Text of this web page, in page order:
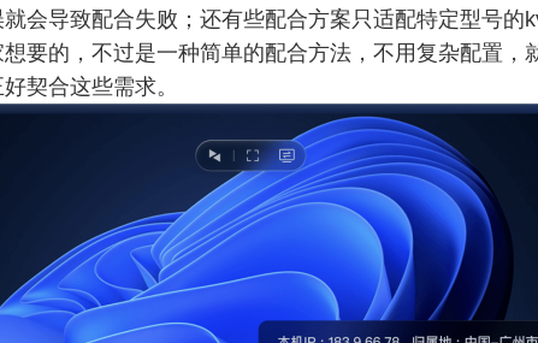
会导致配合失败；还有些配合方案只适配特定型号
想要的，不过是一种简单的配合方法，不用复杂配置
契合这些需求。